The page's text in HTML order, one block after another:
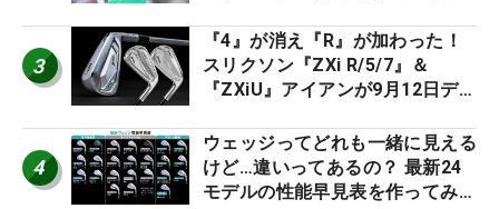
ー』 #女子プロセッティング
3
『4』が消え『R』が加わった！
スリクソン『ZXi R/5/7』＆
『ZXiU』アイアンが9月12日デ
4
ウェッジってどれも一緒に見える
けど…違いってあるの？ 最新24
モデルの性能早見表を作ってみ